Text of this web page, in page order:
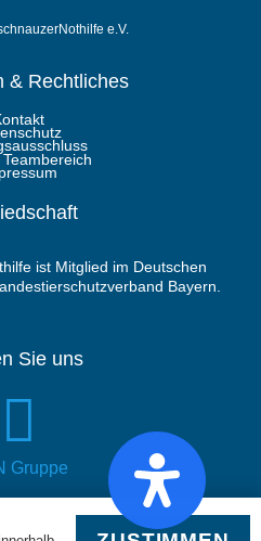
e.V.
& Rechtliches
ist Mitglied im Deutschen
Bayern.
Sie uns
Gruppe